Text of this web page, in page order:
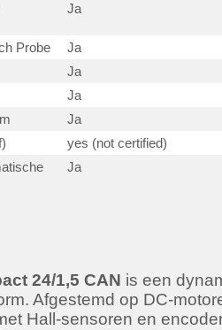
Ja
Probe
Ja
Ja
Ja
Ja
yes (not certified)
Ja
24/1,5 CAN is een
Afgestemd op DC-
Hall-sensoren en